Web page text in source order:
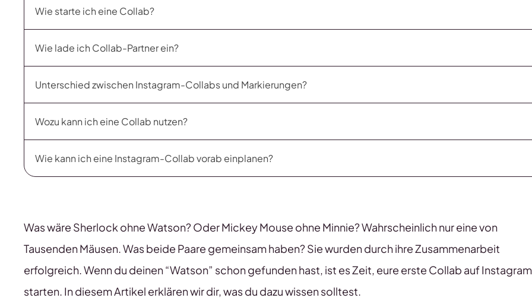
Wie starte ich eine Collab?
Wie lade ich Collab-Partner ein?
Unterschied zwischen Instagram-Collabs und Markierungen?
Wozu kann ich eine Collab nutzen?
Wie kann ich eine Instagram-Collab vorab einplanen?
Was wäre Sherlock ohne Watson? Oder Mickey Mouse ohne Minnie? Wahrscheinlich nur eine von
Tausenden Mäusen. Was beide Paare gemeinsam haben? Sie wurden durch ihre Zusammenarbeit
erfolgreich. Wenn du deinen “Watson” schon gefunden hast, ist es Zeit, eure erste Collab auf
starten. In diesem Artikel erklären wir dir, was du dazu wissen solltest.